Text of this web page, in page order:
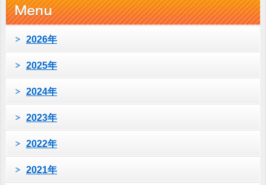
2026年
2025年
2024年
2023年
2022年
2021年